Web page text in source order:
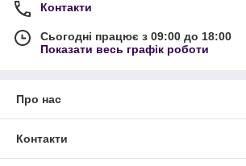
Контакти
Сьогодні працює з 09:00 до 18:00
Показати весь графік роботи
Про нас
Контакти